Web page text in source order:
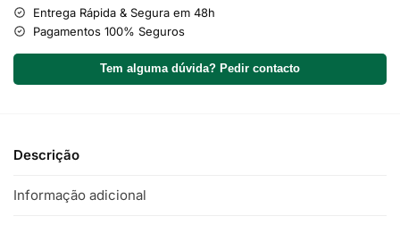
Entrega Rápida & Segura em 48h
Pagamentos 100% Seguros
Tem alguma dúvida? Pedir contacto
Descrição
Informação adicional